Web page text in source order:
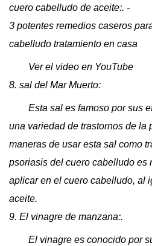
cuero cabelludo de aceite:. -
3 potentes remedios caseros
cabelludo tratamiento en casa
Ver el video en YouTube
8. sal del Mar Muerto:
Esta sal es famoso por sus
una variedad de trastornos de la
maneras de usar esta sal como
psoriasis del cuero cabelludo es
aplicar en el cuero cabelludo, al
aceite.
9. El vinagre de manzana:.
El vinagre es conocido por